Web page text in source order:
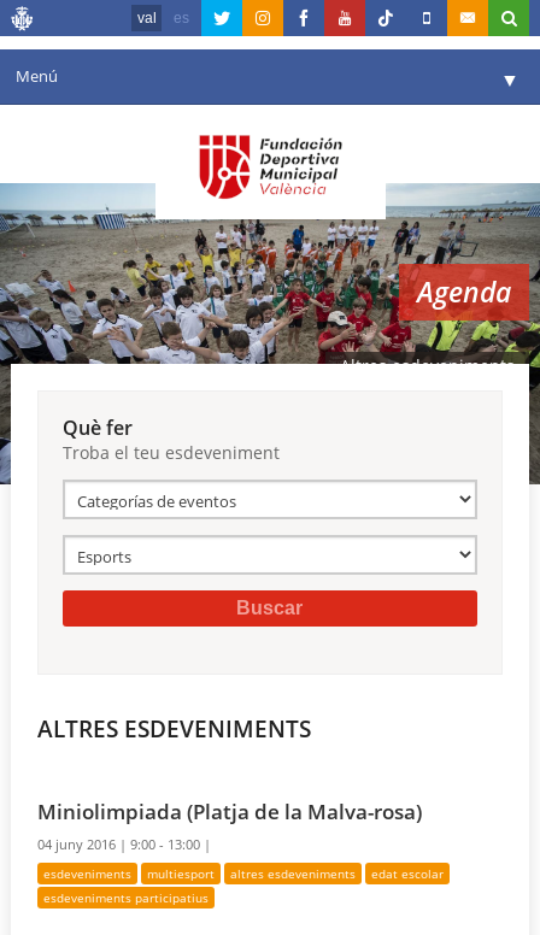
val es
Menú ▼
Agenda
Instal·lacions ▼
Comunicació ▼
València en esport ▼
Reserves
Agenda
Altres esdeveniments
Què fer
Troba el teu esdeveniment
ALTRES ESDEVENIMENTS
Miniolimpiada (Platja de la Malva-rosa)
04 juny 2016 |9:00 - 13:00 |
esdeveniments multiesport altres esdeveniments
edat escolar
esdeveniments participatius